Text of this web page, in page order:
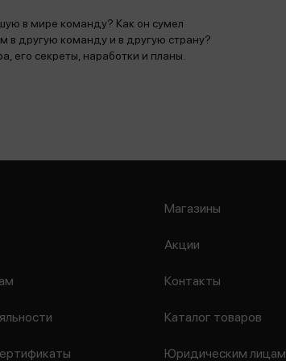
в мире команду? Как он сумел
в другую команду и в другую страну?
его секреты, наработки и планы.
Магазины
Акции
Контакты
Каталог товаров
Юридическим лицам